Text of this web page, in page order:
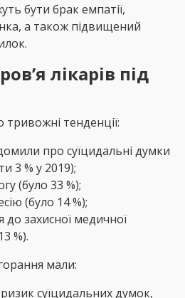
бути брак емпатії,
а також підвищений
лікарів під
тенденції:
про суїцидальні думки
3 % у 2019);
(було 33 %);
(було 14 %);
до захисної медичної
%).
мали:
суїцидальних думок,